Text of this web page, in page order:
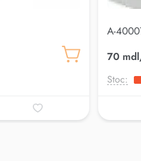
A-
70
Stoc: